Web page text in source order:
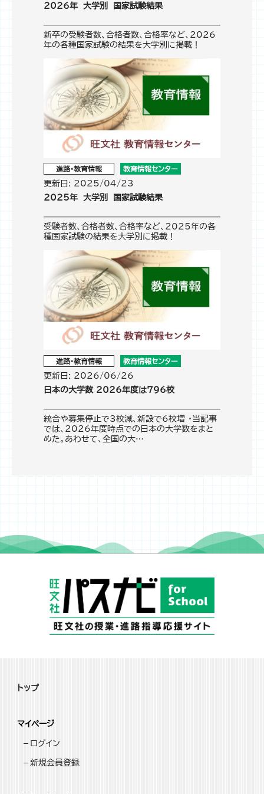
2026年 大学別 国家試験結果
新卒の受験者数、合格者数、合格率など、2026
年の各種国家試験の結果を大学別に掲載！
進路・教育情報 教育情報センター
更新日: 2025/04/23
2025年 大学別 国家試験結果
受験者数、合格者数、合格率など、2025年の各
種国家試験の結果を大学別に掲載！
進路・教育情報 教育情報センター
更新日: 2026/06/26
日本の大学数 2026年度は796校
統合や募集停止で3校減、新設で6校増 ・当記事
では、2026年度時点での日本の大学数をまと
めた。あわせて、全国の大…
トップ
マイページ
ログイン
新規会員登録